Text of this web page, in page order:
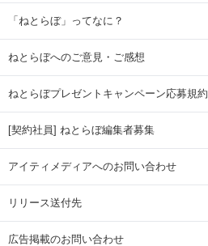
「ねとらぼ」ってなに？
ねとらぼへのご意見・ご感想
ねとらぼプレゼントキャンペーン応募規約
[契約社員] ねとらぼ編集者募集
アイティメディアへのお問い合わせ
リリース送付先
広告掲載のお問い合わせ